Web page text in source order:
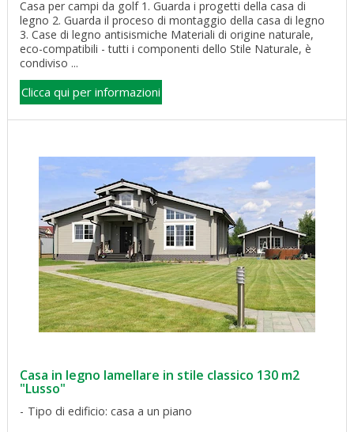
Casa per campi da golf 1. Guarda i progetti della casa di
legno 2. Guarda il proceso di montaggio della casa di legno
3. Case di legno antisismiche Materiali di origine naturale,
eco-compatibili - tutti i componenti dello Stile Naturale, è
condiviso ...
Clicca qui per informazioni
Casa in legno lamellare in stile classico 130 m2
"Lusso"
Tipo di edificio: casa a un piano